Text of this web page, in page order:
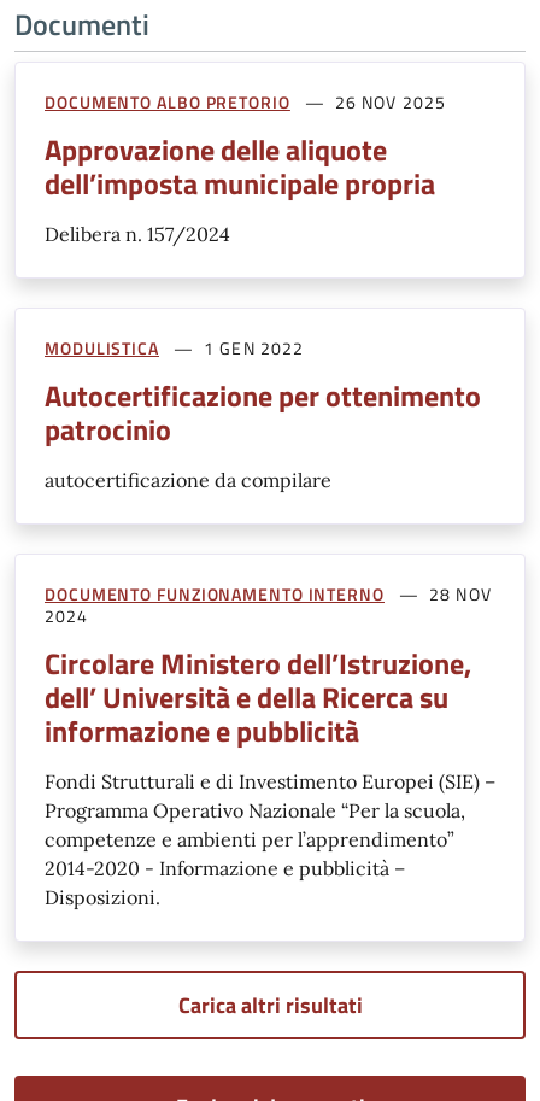
Documenti
DOCUMENTO ALBO PRETORIO 26 NOV 2025
Approvazione delle aliquote
dell’imposta municipale propria
Delibera n. 157/2024
MODULISTICA 1 GEN 2022
Autocertificazione per ottenimento
patrocinio
autocertificazione da compilare
DOCUMENTO FUNZIONAMENTO INTERNO
28 NOV
2024
Circolare Ministero dell’Istruzione,
dell’ Università e della Ricerca su
informazione e pubblicità
Fondi Strutturali e di Investimento Europei (SIE) –
Programma Operativo Nazionale “Per la scuola,
competenze e ambienti per l’apprendimento”
2014-2020 - Informazione e pubblicità –
Disposizioni.
Carica altri risultati